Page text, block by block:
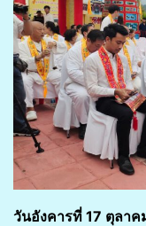
วันอังคารที่ 17 ตุลา